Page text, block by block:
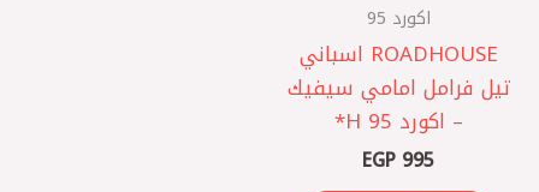
اكورد 95
ROADHOUSE اسباني
تيل فرامل امامي سيفيك
– اكورد 95 H*
EGP 995